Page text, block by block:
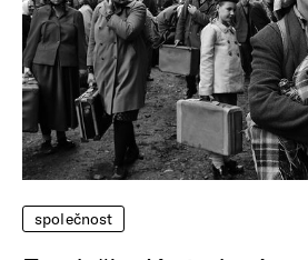
společnost